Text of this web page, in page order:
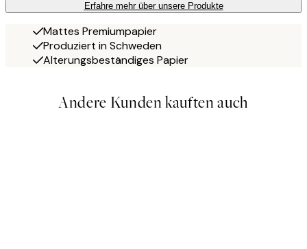
Erfahre mehr über unsere Produkte
Mattes Premiumpapier
Produziert in Schweden
Alterungsbeständiges Papier
Andere Kunden kauften auch